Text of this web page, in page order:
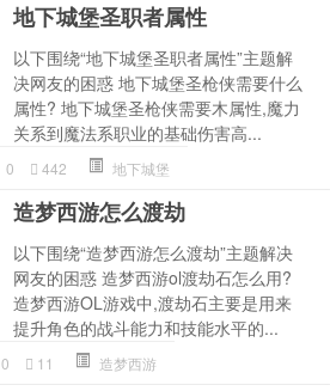
地下城堡圣职者属性
以下围绕“地下城堡圣职者属性”主题解
决网友的困惑 地下城堡圣枪侠需要什么
属性? 地下城堡圣枪侠需要木属性,魔力
关系到魔法系职业的基础伤害高...
0 442 地下城堡
造梦西游怎么渡劫
以下围绕“造梦西游怎么渡劫”主题解决
网友的困惑 造梦西游ol渡劫石怎么用?
造梦西游OL游戏中,渡劫石主要是用来
提升角色的战斗能力和技能水平的...
0 11 造梦西游